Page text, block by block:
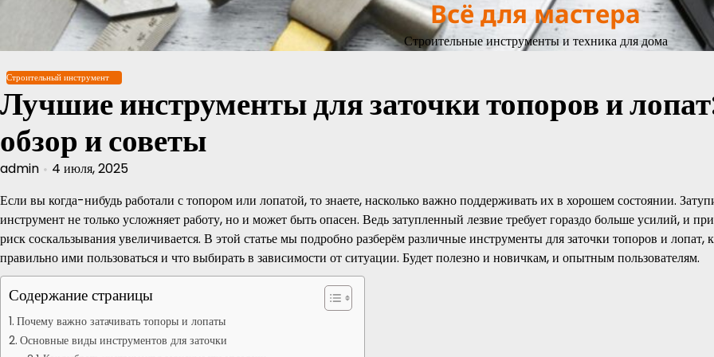
содержимому
Всё для мастера
Строительные инструменты и техника для дома
Строительный инструмент
Лучшие инструменты для заточки топоров и
обзор и советы
admin
4 июля, 2025
Если вы когда-нибудь работали с топором или лопатой, то знаете, насколько важно поддерживать их в хорошем состоянии.
инструмент не только усложняет работу, но и может быть опасен. Ведь затупленный лезвие требует гораздо больше усилий, и
риск соскальзывания увеличивается. В этой статье мы подробно разберём различные инструменты для заточки топоров и лопат,
правильно ими пользоваться и что выбирать в зависимости от ситуации. Будет полезно и новичкам, и опытным пользователям.
Содержание страницы
Почему важно затачивать топоры и лопаты
Основные виды инструментов для заточки